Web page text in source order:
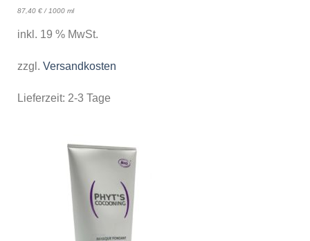
87,40 €/ 1000 ml
inkl. 19 % MwSt.
zzgl. Versandkosten
Lieferzeit: 2-3 Tage